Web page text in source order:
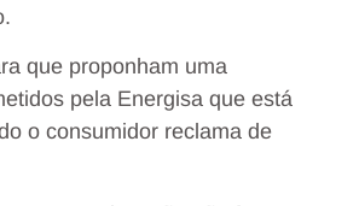
que proponham uma
pela Energisa que está
o consumidor reclama de